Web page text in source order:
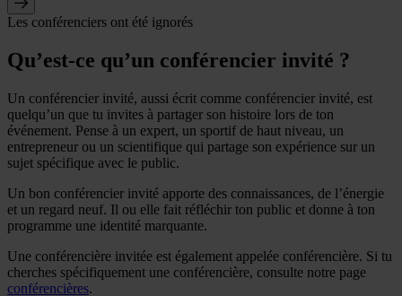
Les conférenciers ont été ignorés
Qu’est-ce qu’un conférencier invité ?
Un conférencier invité, aussi écrit comme conférencier invité, est
quelqu’un que tu invites à partager son histoire lors de ton
événement. Pense à un expert, un sportif de haut niveau, un
entrepreneur ou un scientifique qui partage son expérience sur un
sujet spécifique avec le public.
Un bon conférencier invité apporte des connaissances, de l’énergie
et un regard neuf. Il ou elle fait réfléchir ton public et donne à ton
programme une identité marquante.
Une conférencière invitée est également appelée conférencière. Si tu
cherches spécifiquement une conférencière, consulte notre page
conférencières.